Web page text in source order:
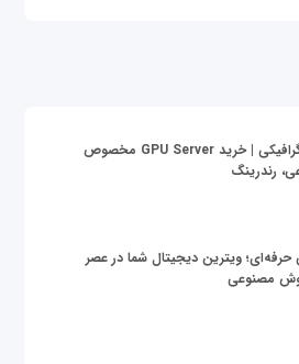
قیمت سرور گرافیکی | خرید GPU Server مخصوص
رندرینگ
ویترین دیجیتال شما در عصر
مصنوعی